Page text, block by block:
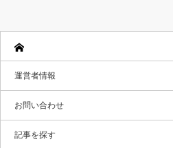
運営者情報
お問い合わせ
記事を探す